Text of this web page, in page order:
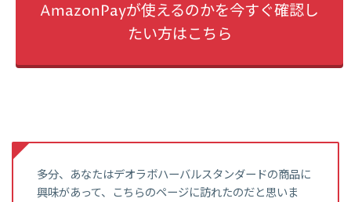
AmazonPayが使えるのかを今すぐ確認し
たい方はこちら
多分、あなたはデオラボハーバルスタンダードの商品に
興味があって、こちらのページに訪れたのだと思いま